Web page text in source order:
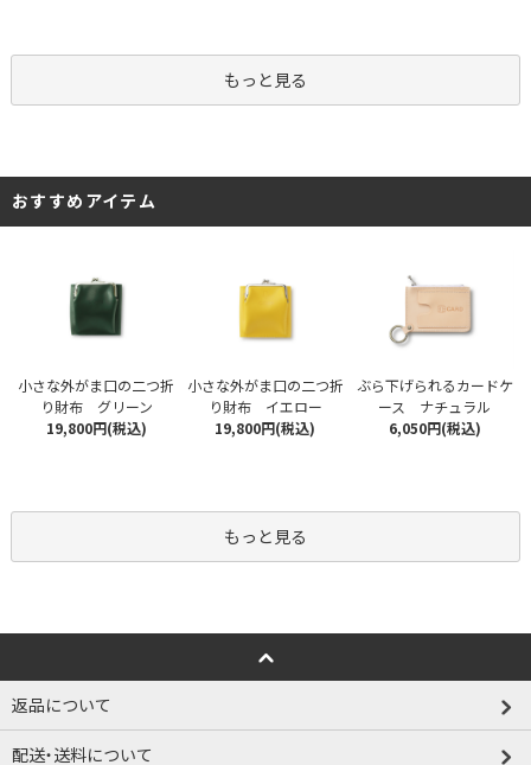
もっと見る
おすすめアイテム
小さな外がま口の二つ折
り財布 グリーン
19,800円(税込)
小さな外がま口の二つ折
り財布 イエロー
19,800円(税込)
ぶら下げられるカードケ
ース ナチュラル
6,050円(税込)
もっと見る
返品について
配送・送料について